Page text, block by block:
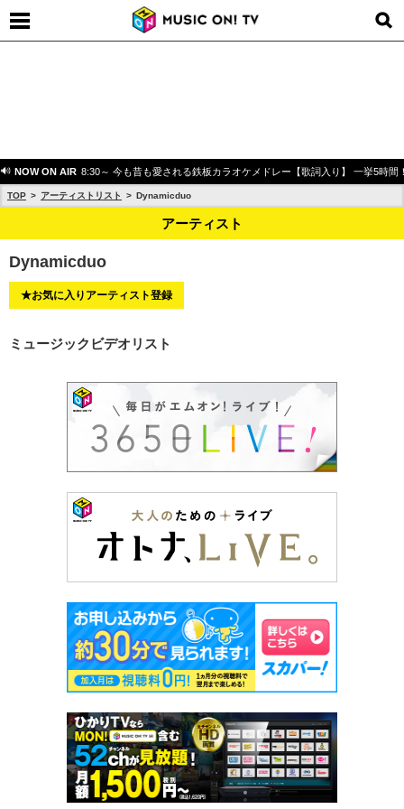
NOW ON AIR 8:30～ 今も昔も愛される鉄板カラオケメドレー【歌詞入り】 一挙5時間
TOP アーティストリスト Dynamicduo
アーティスト
Dynamicduo
★お気に入りアーティスト登録
ミュージックビデオリスト